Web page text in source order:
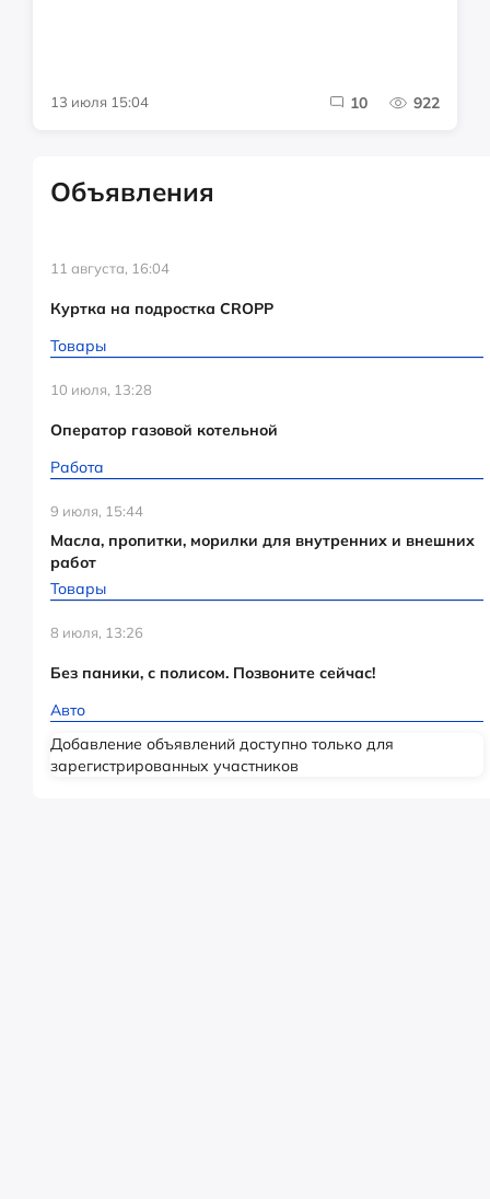
13 июля 15:04 10 922
Объявления
11 августа, 16:04
Куртка на подростка CROPP
Товары
10 июля, 13:28
Оператор газовой котельной
Работа
9 июля, 15:44
Масла, пропитки, морилки для внутренних и внешних
работ
Товары
8 июля, 13:26
Без паники, с полисом. Позвоните сейчас!
Авто
Добавление объявлений доступно только для
зарегистрированных участников